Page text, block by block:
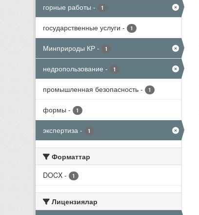
горные работы - 1
государственные услуги - 1
Минприроды КР - 1
недропользование - 1
промышленная безопасность - 1
формы - 1
экспертиза - 1
Форматтар
DOCX - 1
Лицензиялар